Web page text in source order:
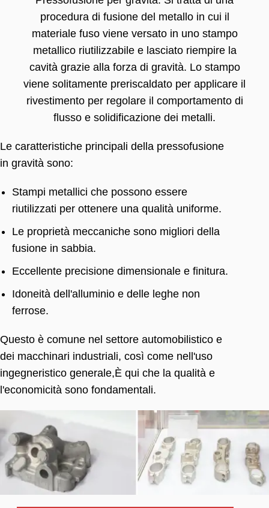
procedura di fusione del metallo in cui il
materiale fuso viene versato in uno stampo
metallico riutilizzabile e lasciato riempire la
cavità grazie alla forza di gravità. Lo stampo
viene solitamente preriscaldato per applicare il
rivestimento per regolare il comportamento di
flusso e solidificazione dei metalli.
Le caratteristiche principali della pressofusione
in gravità sono:
Stampi metallici che possono essere
riutilizzati per ottenere una qualità uniforme.
Le proprietà meccaniche sono migliori della
fusione in sabbia.
Eccellente precisione dimensionale e finitura.
Idoneità dell'alluminio e delle leghe non
ferrose.
Questo è comune nel settore automobilistico e
dei macchinari industriali, così come nell'uso
ingegneristico generale,È qui che la qualità e
l'economicità sono fondamentali.